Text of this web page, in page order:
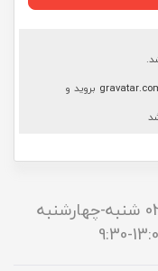
بروید و
09129057583 / 02188311574 شنبه-چهارشنبه